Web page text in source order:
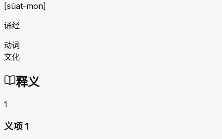
[sùat-mon]
诵经
动词
文化
释义
1
义项 1